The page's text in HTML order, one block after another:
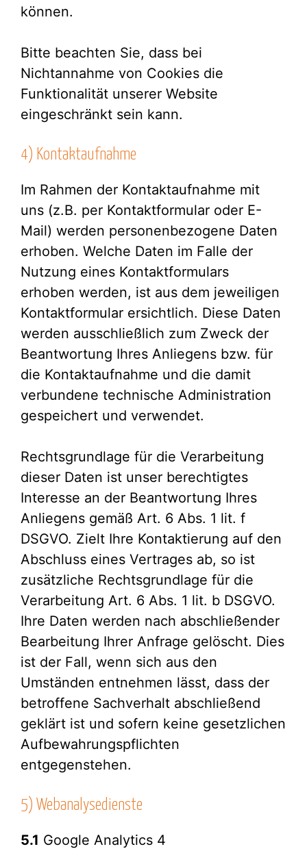
können.
Bitte beachten Sie, dass bei
Nichtannahme von Cookies die
Funktionalität unserer Website
eingeschränkt sein kann.
4) Kontaktaufnahme
Im Rahmen der Kontaktaufnahme mit
uns (z.B. per Kontaktformular oder E-
Mail) werden personenbezogene Daten
erhoben. Welche Daten im Falle der
Nutzung eines Kontaktformulars
erhoben werden, ist aus dem jeweiligen
Kontaktformular ersichtlich. Diese Daten
werden ausschließlich zum Zweck der
Beantwortung Ihres Anliegens bzw. für
die Kontaktaufnahme und die damit
verbundene technische Administration
gespeichert und verwendet.
Rechtsgrundlage für die Verarbeitung
dieser Daten ist unser berechtigtes
Interesse an der Beantwortung Ihres
Anliegens gemäß Art. 6 Abs. 1 lit. f
DSGVO. Zielt Ihre Kontaktierung auf den
Abschluss eines Vertrages ab, so ist
zusätzliche Rechtsgrundlage für die
Verarbeitung Art. 6 Abs. 1 lit. b DSGVO.
Ihre Daten werden nach abschließender
Bearbeitung Ihrer Anfrage gelöscht. Dies
ist der Fall, wenn sich aus den
Umständen entnehmen lässt, dass der
betroffene Sachverhalt abschließend
geklärt ist und sofern keine gesetzlichen
Aufbewahrungspflichten
entgegenstehen.
5) Webanalysedienste
5.1 Google Analytics 4